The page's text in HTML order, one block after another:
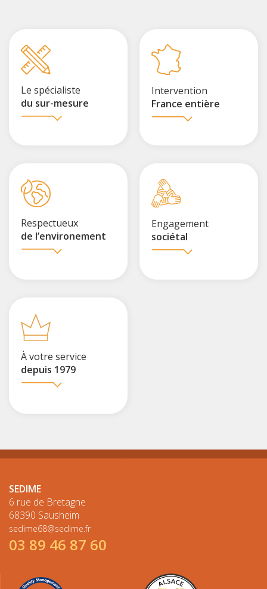
Le spécialiste
du sur-mesure
Intervention
France entière
Respectueux
de l’environement
Engagement
sociétal
À votre service
depuis 1979
SEDIME
6 rue de Bretagne
68390 Sausheim
sedime68@sedime.fr
03 89 46 87 60